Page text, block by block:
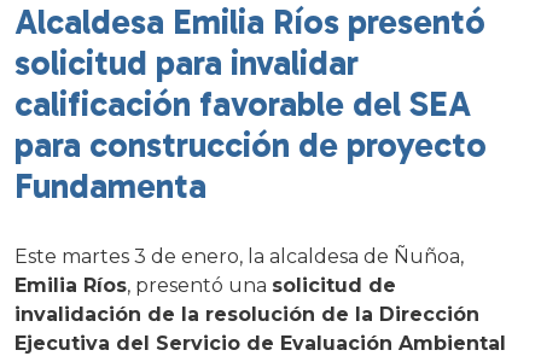
Alcaldesa Emilia Ríos presentó
solicitud para invalidar
calificación favorable del SEA
para construcción de proyecto
Fundamenta
Este martes 3 de enero, la alcaldesa de Ñuñoa,
Emilia Ríos, presentó una solicitud de
invalidación de la resolución de la Dirección
Ejecutiva del Servicio de Evaluación Ambiental